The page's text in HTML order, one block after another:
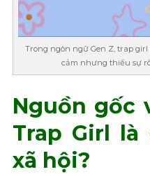
Trong ngôn ngữ Gen Z, trap
cảm nhưng thiếu sự
Nguồn gốc
Trap Girl
xã hội?